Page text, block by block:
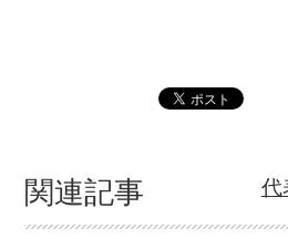
関連記事 代